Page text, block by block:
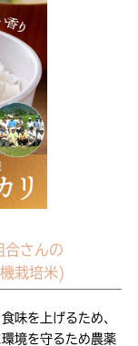
合さんの
栽培米)
味を上げるため、
境を守るため農薬